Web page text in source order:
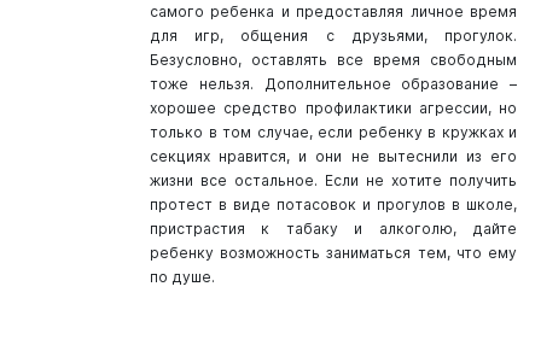
самого ребенка и предоставляя личное время
для игр, общения с друзьями, прогулок.
Безусловно, оставлять все время свободным
тоже нельзя. Дополнительное образование –
хорошее средство профилактики агрессии, но
только в том случае, если ребенку в кружках и
секциях нравится, и они не вытеснили из его
жизни все остальное. Если не хотите получить
протест в виде потасовок и прогулов в школе,
пристрастия к табаку и алкоголю, дайте
ребенку возможность заниматься тем, что ему
по душе.